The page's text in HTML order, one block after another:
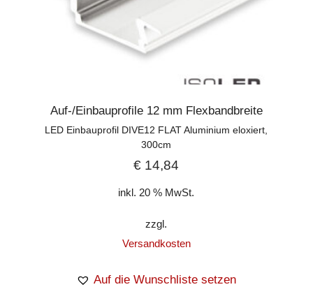
Auf-/Einbauprofile 12 mm Flexbandbreite
LED Einbauprofil DIVE12 FLAT Aluminium eloxiert,
300cm
€ 14,84
inkl. 20 % MwSt.
zzgl.
Versandkosten
Auf die Wunschliste setzen